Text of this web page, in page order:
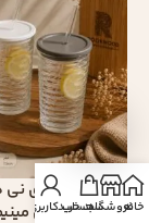
لیوان شیشه ای نی
ماگ شیار افقیخانهفروشگاهسبد خرید
حساب کاربری من